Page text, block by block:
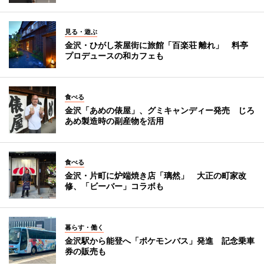
見る・遊ぶ
金沢・ひがし茶屋街に旅館「百楽荘 離れ」 料亭
プロデュースの和カフェも
食べる
金沢「あめの俵屋」、グミキャンディー発売 じろ
あめ製造時の副産物を活用
食べる
金沢・片町に炉端焼き店「璃然」 大正の町家改
修、「ビーバー」コラボも
暮らす・働く
金沢駅から能登へ「ポケモンバス」発進 記念乗車
券の販売も